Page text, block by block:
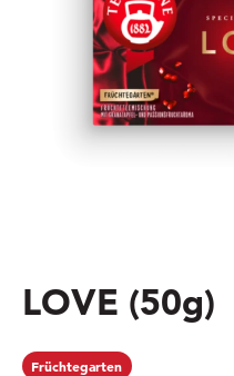
LOVE (50g)
Früchtegarten